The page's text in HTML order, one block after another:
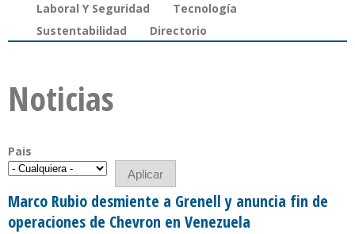
Laboral Y Seguridad
Tecnología
Sustentabilidad
Directorio
Noticias
Pais
Marco Rubio desmiente a Grenell y anuncia fin de
operaciones de Chevron en Venezuela